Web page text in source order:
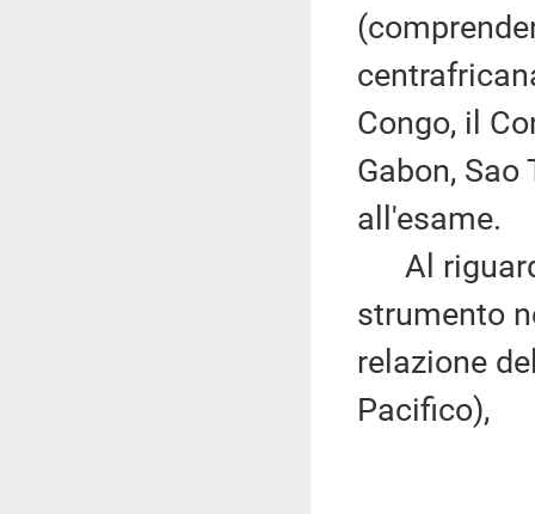
Congo, il
Gabon,
all'esame.
Al
strumento
relazione
Pacifico),